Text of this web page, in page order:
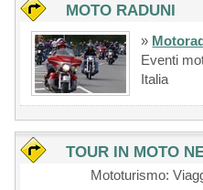
MOTO RADUNI
»
Eventi
Italia
TOUR IN MOTO
Mototurismo: